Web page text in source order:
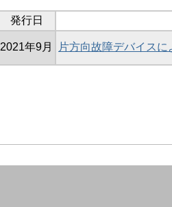
発行日
2021年9月 片方向故障デバイス